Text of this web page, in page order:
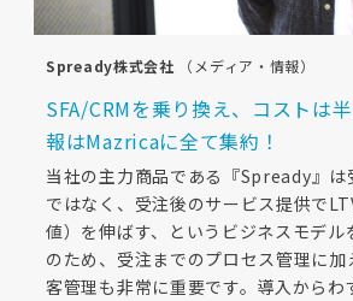
Spready株式会社 （メディア・情報）
SFA/CRMを乗り換え、コストは
報はMazricaに全て集約！
当社の主力商品である『Spready』は
ではなく、受注後のサービス提供で
値）を伸ばす、というビジネスモデル
のため、受注までのプロセス管理に加
客管理も非常に重要です。導入からわ